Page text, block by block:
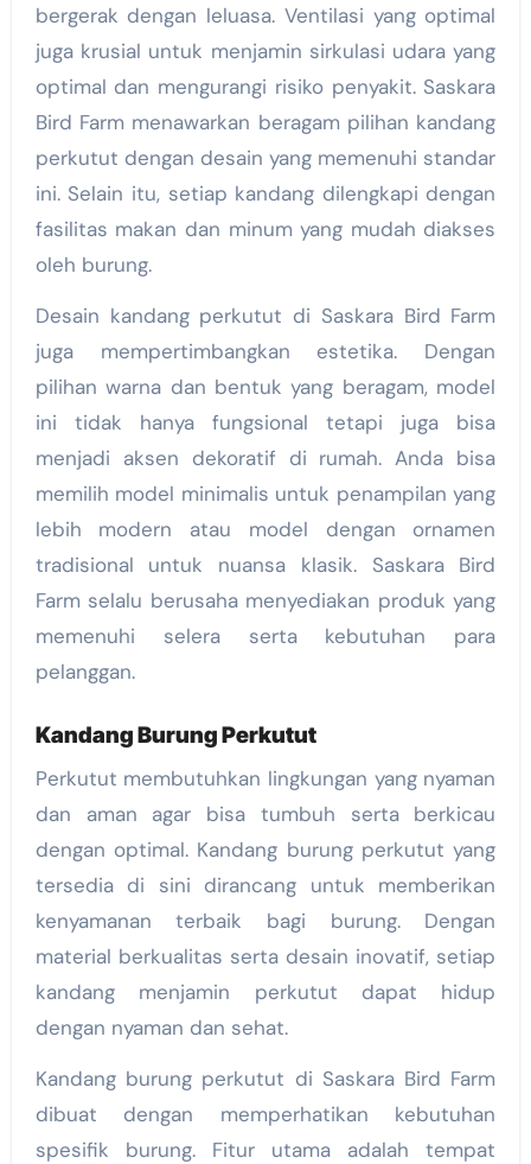
bergerak dengan leluasa. Ventilasi yang optimal
juga krusial untuk menjamin sirkulasi udara yang
optimal dan mengurangi risiko penyakit. Saskara
Bird Farm menawarkan beragam pilihan kandang
perkutut dengan desain yang memenuhi standar
ini. Selain itu, setiap kandang dilengkapi dengan
fasilitas makan dan minum yang mudah diakses
oleh burung.
Desain kandang perkutut di Saskara Bird Farm
juga mempertimbangkan estetika. Dengan
pilihan warna dan bentuk yang beragam, model
ini tidak hanya fungsional tetapi juga bisa
menjadi aksen dekoratif di rumah. Anda bisa
memilih model minimalis untuk penampilan yang
lebih modern atau model dengan ornamen
tradisional untuk nuansa klasik. Saskara Bird
Farm selalu berusaha menyediakan produk yang
memenuhi selera serta kebutuhan para
pelanggan.
Kandang Burung Perkutut
Perkutut membutuhkan lingkungan yang nyaman
dan aman agar bisa tumbuh serta berkicau
dengan optimal. Kandang burung perkutut yang
tersedia di sini dirancang untuk memberikan
kenyamanan terbaik bagi burung. Dengan
material berkualitas serta desain inovatif, setiap
kandang menjamin perkutut dapat hidup
dengan nyaman dan sehat.
Kandang burung perkutut di Saskara Bird Farm
dibuat dengan memperhatikan kebutuhan
spesifik burung. Fitur utama adalah tempat